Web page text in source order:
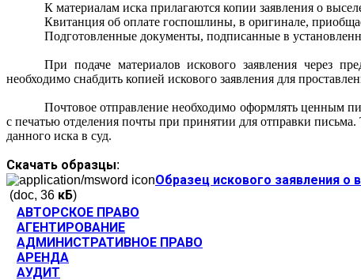
К материалам иска прилагаются копии заявления о
Квитанция об оплате госпошлины, в оригинале,
Подготовленные документы, подписанные в
При подаче материалов искового заявления через
необходимо снабдить копией искового заявления для
Почтовое отправление необходимо оформлять ценным
с печатью отделения почты при принятии для отправки
данного иска в суд.
Скачать образцы:
Образец искового заявления
(doc, 36 кБ)
АВТОРСКОЕ ПРАВО
АГЕНТИРОВАНИЕ
АДМИНИСТРАТИВНОЕ ПРАВО
АРЕНДА
АУДИТ